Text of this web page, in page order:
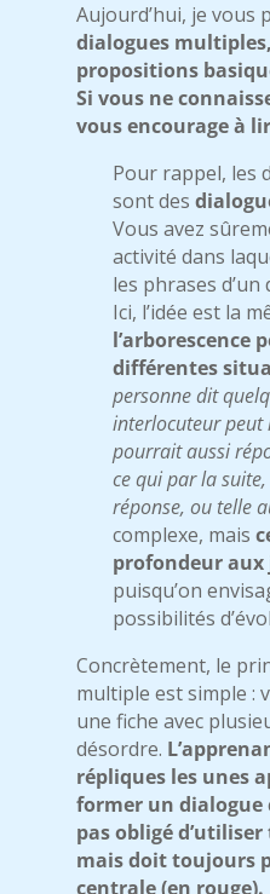
Aujourd’hui, je vous
dialogues
propositions
Si vous ne
vous encourage à
Pour rappel, les
sont des
Vous avez
activité dans
les phrases d’un
Ici, l’idée est la
l’arborescence
différentes
personne dit
interlocuteur peut
pourrait aussi
ce qui par la
réponse, ou telle
complexe, mais
profondeur aux
puisqu’on
possibilités
Concrètement, le
multiple est simple :
une fiche avec
désordre.
répliques les unes
former un dialogue
pas obligé
mais doit toujours
centrale (en rouge).